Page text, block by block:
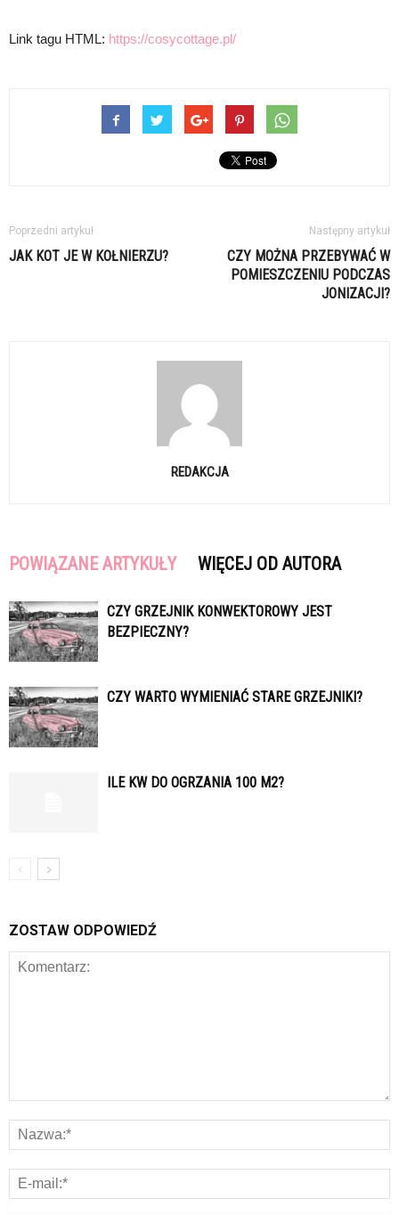
Link tagu HTML: https://cosycottage.pl/
Poprzedni artykuł
JAK KOT JE W KOŁNIERZU?
Następny artykuł
CZY MOŻNA PRZEBYWAĆ W
POMIESZCZENIU PODCZAS
JONIZACJI?
REDAKCJA
POWIĄZANE ARTYKUŁY WIĘCEJ OD AUTORA
CZY GRZEJNIK KONWEKTOROWY JEST
BEZPIECZNY?
CZY WARTO WYMIENIAĆ STARE GRZEJNIKI?
ILE KW DO OGRZANIA 100 M2?
ZOSTAW ODPOWIEDŹ